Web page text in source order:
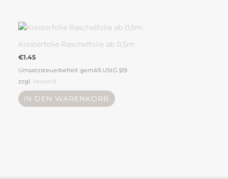
Knisterfolie Raschelfolie ab 0,5m
€1.45
Umsatzsteuerbefreit gemäß UStG §19
zzgl. Versand
IN DEN WARENKORB